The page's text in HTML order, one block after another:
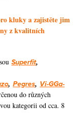
kluky a zajistěte jim
z kvalitních
Superfit,
, Pegres, Vi-GGa-
do různých
kategorii od cca. 8